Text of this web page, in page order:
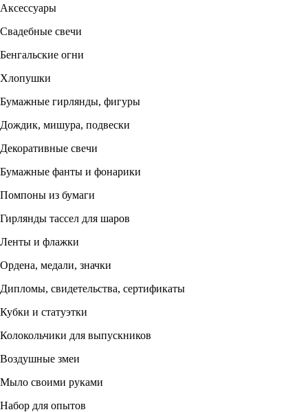
Аксессуары
Свадебные свечи
Бенгальские огни
Хлопушки
Бумажные гирлянды, фигуры
Дождик, мишура, подвески
Декоративные свечи
Бумажные фанты и фонарики
Помпоны из бумаги
Гирлянды тассел для шаров
Ленты и флажки
Ордена, медали, значки
Дипломы, свидетельства, сертификаты
Кубки и статуэтки
Колокольчики для выпускников
Воздушные змеи
Мыло своими руками
Набор для опытов